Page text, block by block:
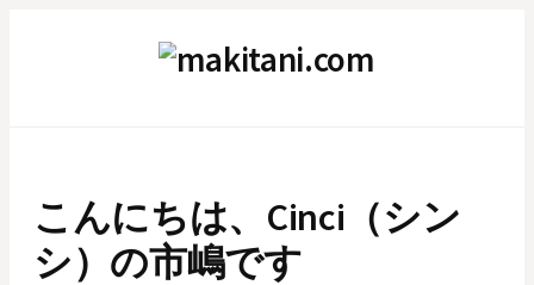
こんにちは、Cinci（シン
シ）の市嶋です